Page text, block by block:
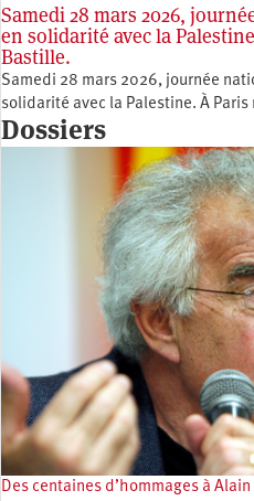
Samedi 28 mars 2026,
en solidarité avec la
Bastille.
Samedi 28 mars 2026, journée
solidarité avec la Palestine. À
Dossiers
Des centaines d’hommages à Alain